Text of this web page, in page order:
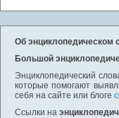
Об энциклопедическом
Большой
Энциклопедический
которые помогают
себя на сайте или блоге
Ссылки на